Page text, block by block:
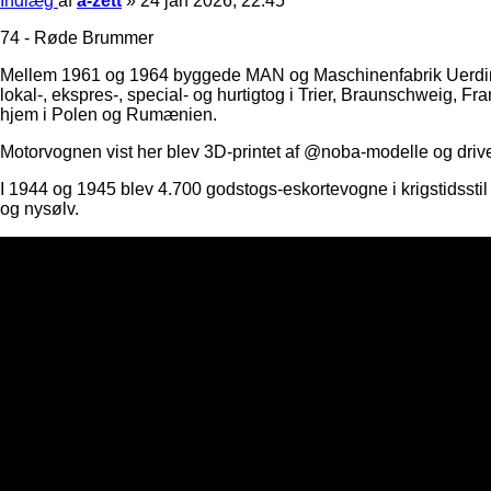
74 - Røde Brummer
Mellem 1961 og 1964 byggede MAN og Maschinenfabrik
lokal-, ekspres-, special- og hurtigtog i Trier, Braunschweig,
hjem i Polen og Rumænien.
Motorvognen vist her blev 3D-printet af @noba-modelle og
I 1944 og 1945 blev 4.700 godstogs-eskortevogne i
og nysølv.